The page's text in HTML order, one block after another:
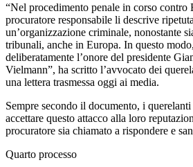
“Nel procedimento penale in corso contro
procuratore responsabile li descrive
un’organizzazione criminale, nonostante
tribunali, anche in Europa. In questo
deliberatamente l’onore del presidente
Vielmann”, ha scritto l’avvocato dei
una lettera trasmessa oggi ai media.
Sempre secondo il documento, i
accettare questo attacco alla loro
procuratore sia chiamato a rispondere e
Quarto processo